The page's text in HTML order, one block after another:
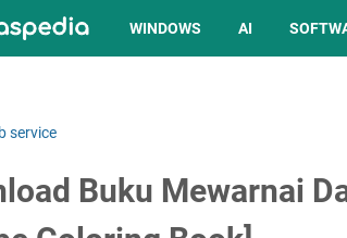
WINDOWS AI
service
Buku Mewarnai